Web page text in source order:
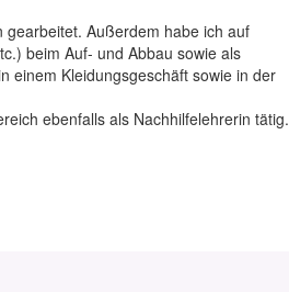
gearbeitet. Außerdem habe ich auf
beim Auf- und Abbau sowie als
einem Kleidungsgeschäft sowie in der
ebenfalls als Nachhilfelehrerin tätig.